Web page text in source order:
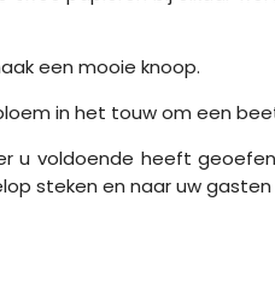
een mooie knoop.
in het touw om een
u voldoende heeft
steken en naar uw